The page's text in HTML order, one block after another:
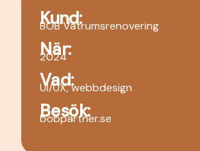
Kund:
BOB Våtrumsrenovering
När:
2024
Vad:
UI/UX, webbdesign
Besök:
bobpartner.se